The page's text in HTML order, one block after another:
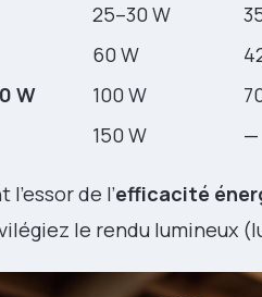
25–30 W
60 W
W 100 W
150 W —
de l’efficacité
le rendu lumineux